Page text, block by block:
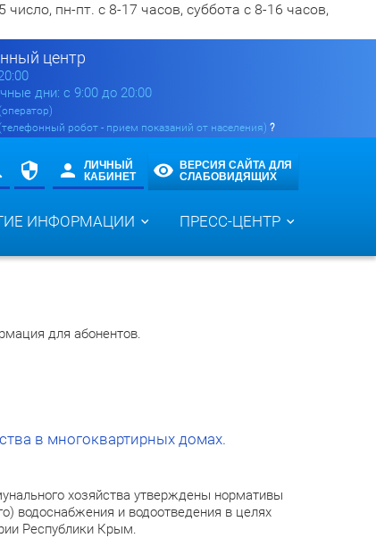
пн-пт. с 8-17 часов, суббота с 8-16 часов,
центр
дни: с 9:00 до 20:00
(оператор)
(телефонный робот - прием показаний от населения) ?
ЛИЧНЫЙ
КАБИНЕТ
ВЕРСИЯ САЙТА ДЛЯ
СЛАБОВИДЯЩИХ
ИНФОРМАЦИИ ПРЕСС-ЦЕНТР
для абонентов.
в многоквартирных домах.
хозяйства утверждены нормативы
водоснабжения и водоотведения в целях
Республики Крым.